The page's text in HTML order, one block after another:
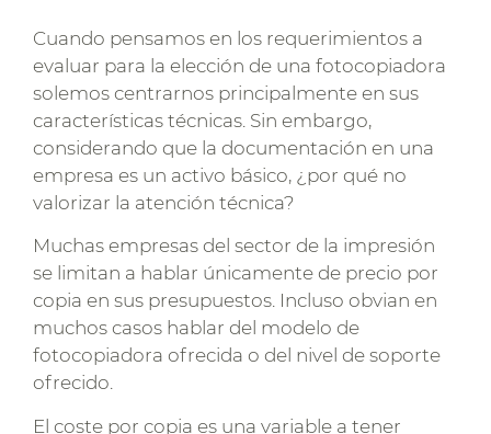
Cuando pensamos en los requerimientos a
evaluar para la elección de una fotocopiadora
solemos centrarnos principalmente en sus
características técnicas. Sin embargo,
considerando que la documentación en una
empresa es un activo básico, ¿por qué no
valorizar la atención técnica?
Muchas empresas del sector de la impresión
se limitan a hablar únicamente de precio por
copia en sus presupuestos. Incluso obvian en
muchos casos hablar del modelo de
fotocopiadora ofrecida o del nivel de soporte
ofrecido.
El coste por copia es una variable a tener